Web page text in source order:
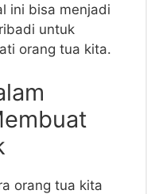
ini bisa menjadi
untuk
orang tua kita.
orang tua kita